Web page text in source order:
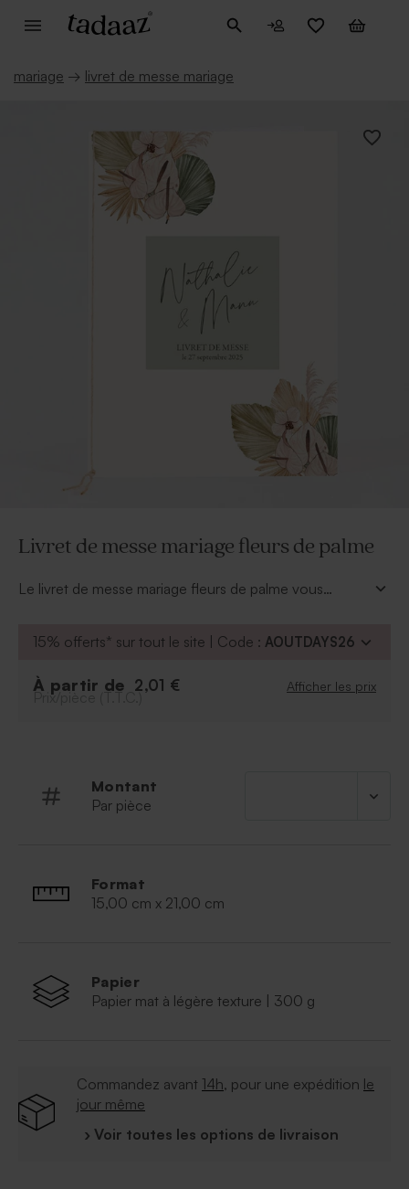
mariage → livret de messe mariage
Livret de messe mariage fleurs de palme
Le livret de messe mariage fleurs de palme vous
votre cérémonie avec attention et repartir avec un
les bancs tous les 2 ou 3 invités. Personnalisez la
15% offerts* sur tout le site | Code : AOUTDAYS26
À partir de 2,01 € Afficher les prix
Prix/pièce (T.T.C.)
Montant
Par pièce
Format
15,00 cm x 21,00 cm
Papier
Papier mat à légère texture | 300 g
Commandez avant 14h, pour une expédition le
jour même
› Voir toutes les options de livraison